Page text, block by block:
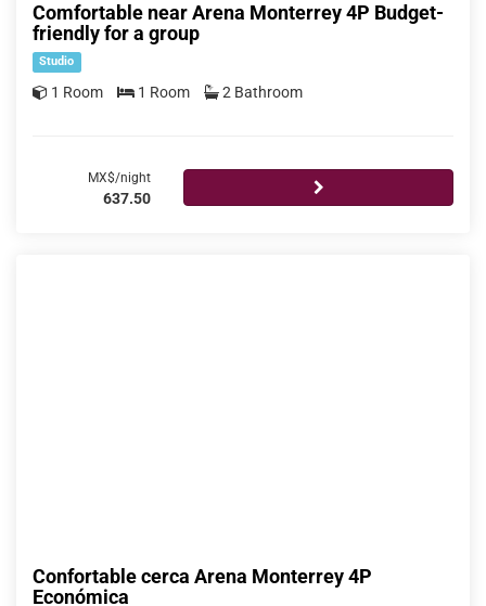
Comfortable near Arena Monterrey 4P Budget-
friendly for a group
Studio
1 Room 1 Room 2 Bathroom
MX$/night
637.50
Confortable cerca Arena Monterrey 4P
Económica